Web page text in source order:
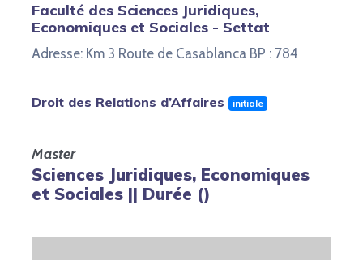
Faculté des Sciences Juridiques,
Economiques et Sociales - Settat
Adresse: Km 3 Route de Casablanca BP : 784
Droit des Relations d’Affaires initiale
Master
Sciences Juridiques, Economiques
et Sociales || Durée ()